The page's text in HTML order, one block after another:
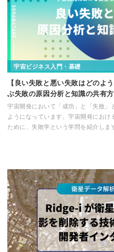
宇宙ビジネス入門・基礎
【良い失敗と悪い失敗はどのよ
ぶ失敗の原因分析と知識の共有
宇宙開発において「成功」と「失敗」
ようになっています。宇宙開発にお
ために、失敗学という学問を紹介しま